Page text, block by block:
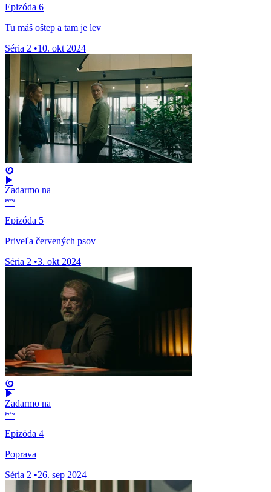
Epizóda 6
Tu máš oštep a tam je lev
Séria 2 •10. okt 2024
Zadarmo na
Epizóda 5
Priveľa červených psov
Séria 2 •3. okt 2024
Zadarmo na
Epizóda 4
Poprava
Séria 2 •26. sep 2024